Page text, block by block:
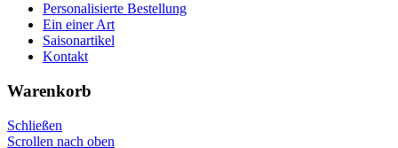
Personalisierte Bestellung
Ein einer Art
Saisonartikel
Kontakt
Warenkorb
Schließen
Scrollen nach oben